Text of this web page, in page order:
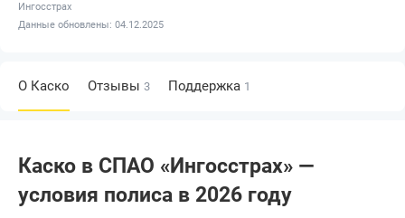
Ингосстрах
Данные обновлены: 04.12.2025
О Каско Отзывы 3 Поддержка 1
Каско в СПАО «Ингосстрах» —
условия полиса в 2026 году